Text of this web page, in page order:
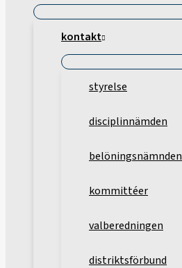
kontakt
styrelse
disciplinnämden
belöningsnämnden
kommittéer
valberedningen
distriktsförbund